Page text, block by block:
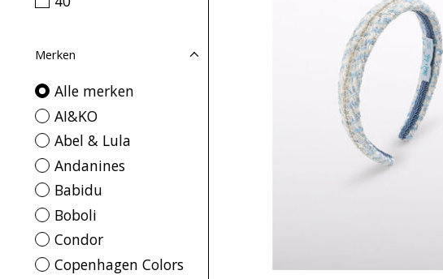
Merken
Alle merken
AI&KO
Abel & Lula
Andanines
Babidu
Boboli
Condor
Copenhagen Colors